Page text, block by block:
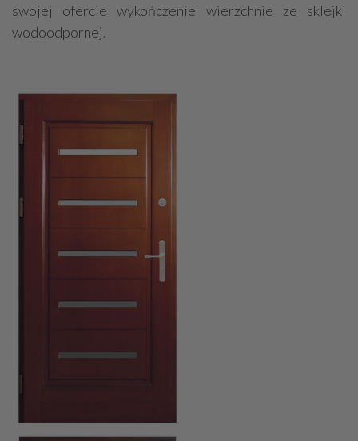
swojej ofercie wykończenie wierzchnie ze sklejki
wodoodpornej.